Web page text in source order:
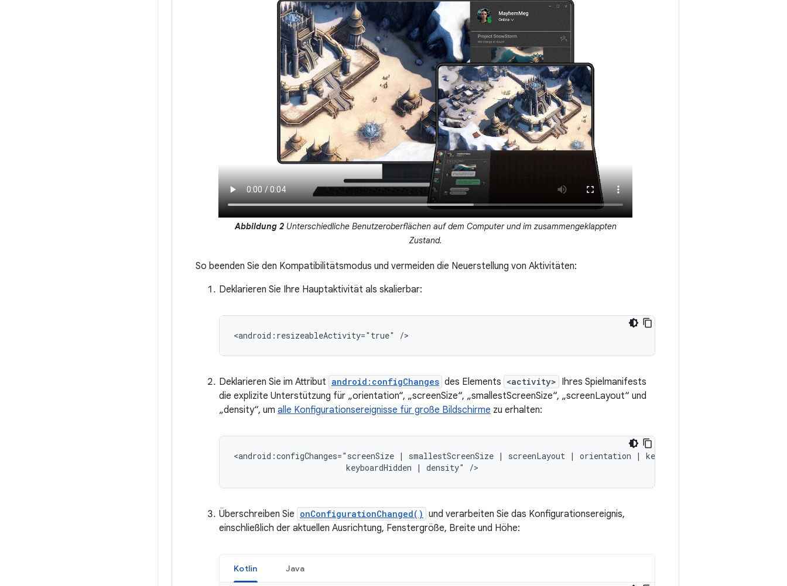
Abbildung 2Unterschiedliche Benutzeroberflächen auf dem Computer und im zusammengeklappten
Zustand.
So beenden Sie den Kompatibilitätsmodus und vermeiden die Neuerstellung von Aktivitäten:
Deklarieren Sie Ihre Hauptaktivität als skalierbar:
<android:resizeableActivity="true"
Deklarieren Sie im Attribut android:configChanges des Elements <activity> Ihres Spielmanifests
die explizite Unterstützung für „orientation“, „screenSize“, „smallestScreenSize“, „screenLayout“ und
„density“, um alle Konfigurationsereignisse für große Bildschirme zu erhalten:
<android:configChanges="screenSize | smallestScreenSize | screenLayout | orientation | keyboard
keyboardHidden
| density"
Überschreiben Sie onConfigurationChanged() und verarbeiten Sie das Konfigurationsereignis,
einschließlich der aktuellen Ausrichtung, Fenstergröße, Breite und Höhe:
Kotlin Java